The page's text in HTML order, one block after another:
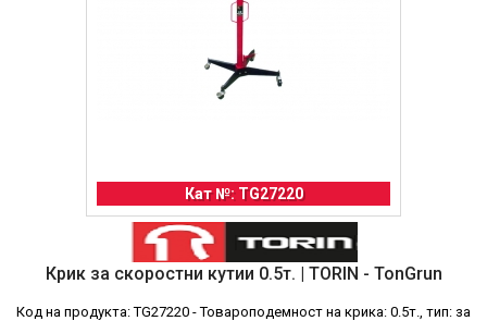
Кат №: TG27220
Крик за скоростни кутии 0.5т. | TORIN - TonGrun
Код на продукта: TG27220 - Товароподемност на крика: 0.5т., тип: за